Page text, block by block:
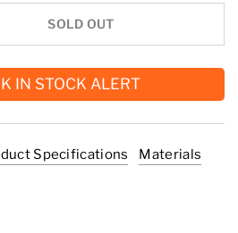
SOLD OUT
IN STOCK ALERT
Specifications Materials